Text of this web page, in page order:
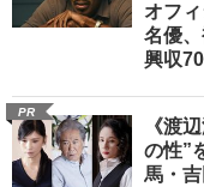
オフ
名優
興収
PR
《渡
の性”
馬・